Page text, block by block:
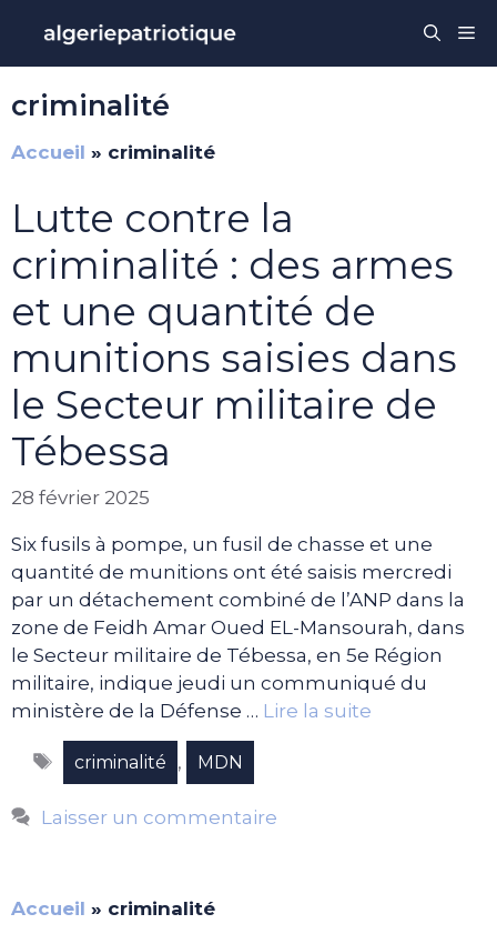
contenu
criminalité
Accueil » criminalité
Lutte contre la
criminalité : des armes
et une quantité de
munitions saisies dans
le Secteur militaire de
Tébessa
28 février 2025
Six fusils à pompe, un fusil de chasse et une
quantité de munitions ont été saisis mercredi
par un détachement combiné de l’ANP dans la
zone de Feidh Amar Oued EL-Mansourah, dans
le Secteur militaire de Tébessa, en 5e Région
militaire, indique jeudi un communiqué du
ministère de la Défense … Lire la suite
Étiquettes
criminalité , MDN
Laisser un commentaire
Accueil » criminalité